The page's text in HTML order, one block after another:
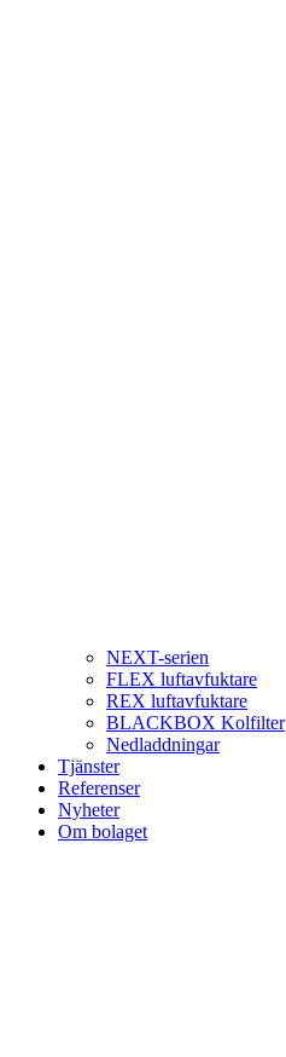
NEXT-serien
FLEX luftavfuktare
REX luftavfuktare
BLACKBOX Kolfilter
Nedladdningar
Tjänster
Referenser
Nyheter
Om bolaget